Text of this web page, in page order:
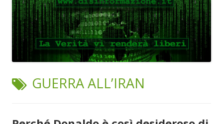
TAG:
GUERRA ALL’IRAN